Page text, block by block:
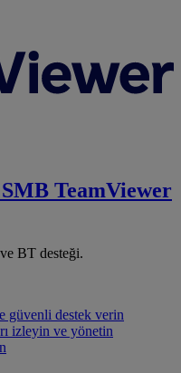
TeamViewer
BT desteği.
güvenli destek verin
izleyin ve yönetin